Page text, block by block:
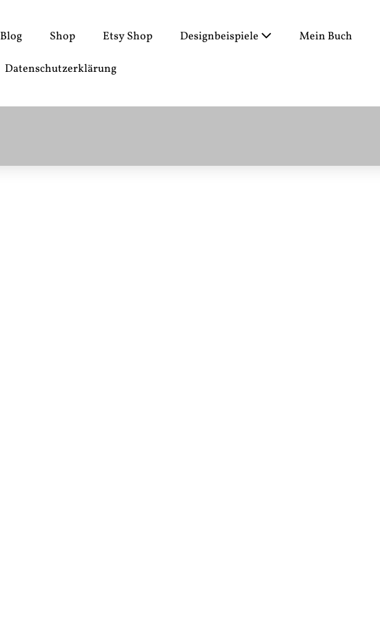
Blog Shop Etsy Shop Designbeispiele Mein Buch
Datenschutzerklärung